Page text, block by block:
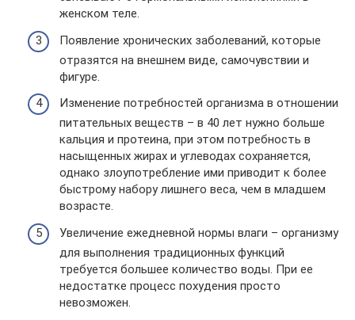
женском теле.
Появление хронических заболеваний, которые
отразятся на внешнем виде, самочувствии и
фигуре.
Изменение потребностей организма в отношении
питательных веществ – в 40 лет нужно больше
кальция и протеина, при этом потребность в
насыщенных жирах и углеводах сохраняется,
однако злоупотребление ими приводит к более
быстрому набору лишнего веса, чем в младшем
возрасте.
Увеличение ежедневной нормы влаги – организму
для выполнения традиционных функций
требуется большее количество воды. При ее
недостатке процесс похудения просто
невозможен.